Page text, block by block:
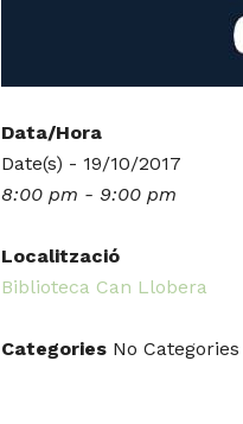
Data/Hora
Date(s) - 19/10/2017
8:00 pm - 9:00 pm
Localització
Biblioteca Can Llobera
Categories No Categories